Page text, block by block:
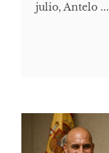
julio, Antelo ...